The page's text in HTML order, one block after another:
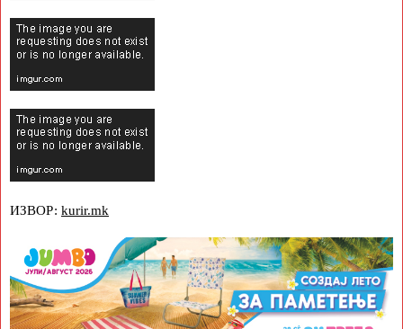
ИЗВОР: kurir.mk